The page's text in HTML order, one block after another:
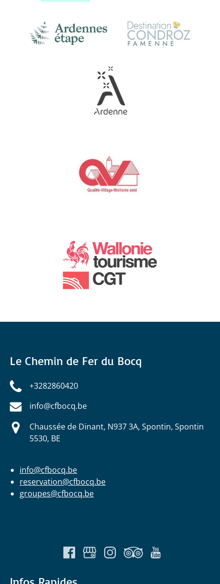
Le Chemin de Fer du Bocq
+3282860420
info@cfbocq.be
Chaussée de Dinant, N937 3A, Spontin, Spontin
5530, BE
info@cfbocq.be
reservation@cfbocq.be
groupes@cfbocq.be